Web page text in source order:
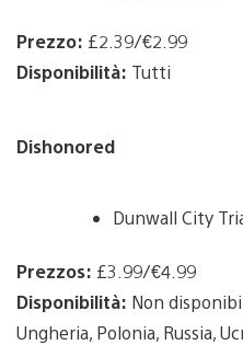
Prezzo: £2.39/€2.99
Disponibilità: Tutti
Dishonored
Dunwall City
Prezzos: £3.99/€4.99
Disponibilità: Non
Ungheria, Polonia, Russia,